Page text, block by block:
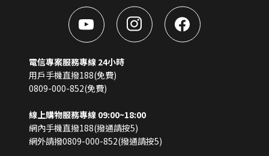
電信專案服務專線 24小時
用戶手機直撥188(免費)
0809-000-852(免費)
線上購物服務專線 09:00~18:00
網內手機直撥188(撥通請按5)
網外請撥0809-000-852(撥通請按5)